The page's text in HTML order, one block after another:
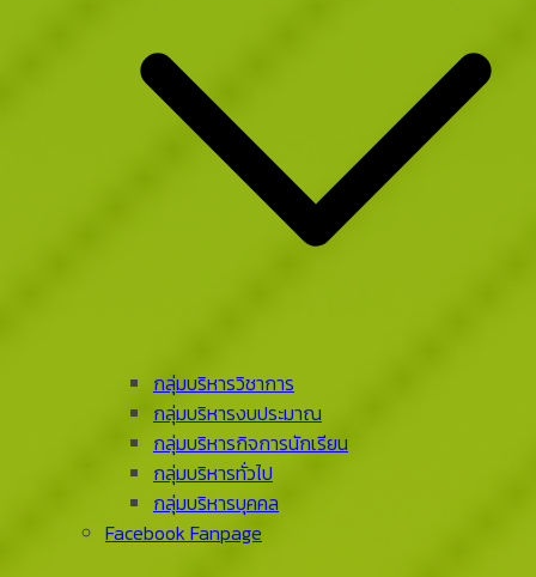
กลุ่มบริหารวิชาการ
กลุ่มบริหารงบประมาณ
กลุ่มบริหารกิจการนักเรียน
กลุ่มบริหารทั่วไป
กลุ่มบริหารบุคคล
Facebook Fanpage